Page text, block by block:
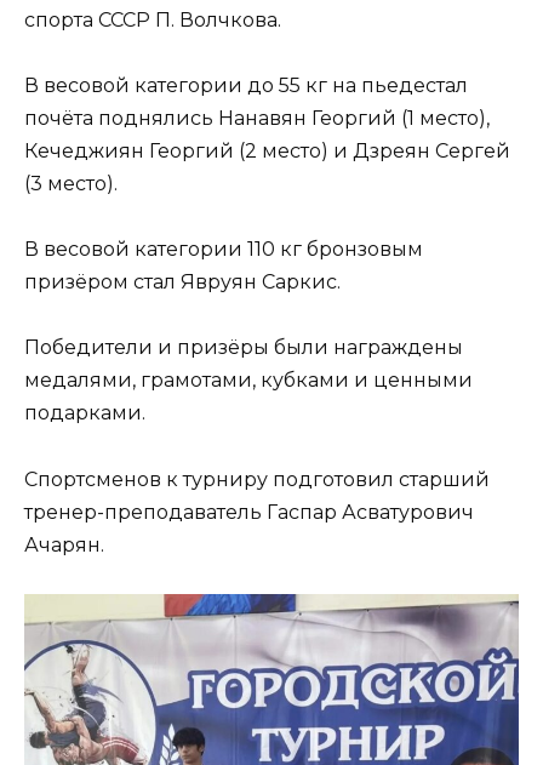
спорта СССР П. Волчкова.
В весовой категории до 55 кг на пьедестал
почёта поднялись Нанавян Георгий (1 место),
Кечеджиян Георгий (2 место) и Дзреян Сергей
(3 место).
В весовой категории 110 кг бронзовым
призёром стал Явруян Саркис.
Победители и призёры были награждены
медалями, грамотами, кубками и ценными
подарками.
Спортсменов к турниру подготовил старший
тренер-преподаватель Гаспар Асватурович
Ачарян.